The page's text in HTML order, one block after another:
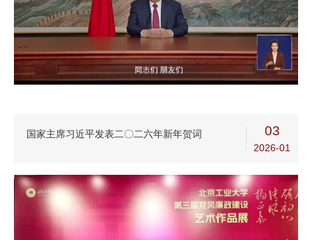
国家主席习近平发表二〇二六年新年贺词 03
2026-01